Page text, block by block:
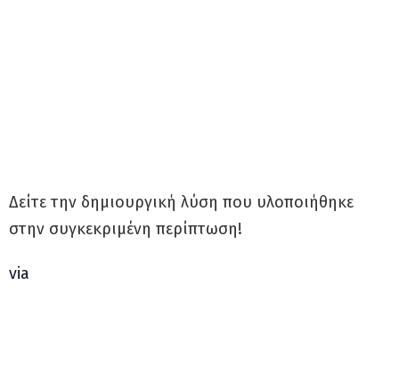
Δείτε την δημιουργική λύση που υλοποιήθηκε
στην συγκεκριμένη περίπτωση!
via